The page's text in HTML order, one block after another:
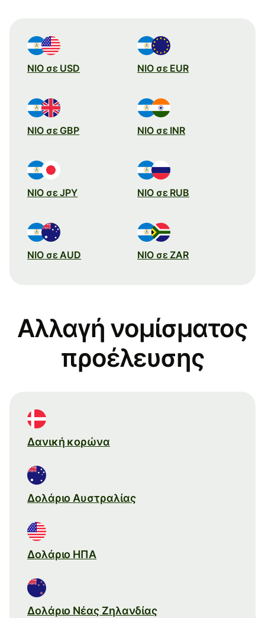
NIO σε USD NIO σε EUR
NIO σε GBP NIO σε INR
NIO σε JPY NIO σε RUB
NIO σε AUD NIO σε ZAR
Αλλαγή νομίσματος
προέλευσης
Δανική κορώνα
Δολάριο Αυστραλίας
Δολάριο ΗΠΑ
Δολάριο Νέας Ζηλανδίας